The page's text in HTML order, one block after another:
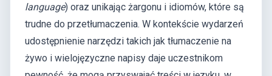
language) oraz unikając żargonu i idiomów, które są
trudne do przetłumaczenia. W kontekście wydarzeń
udostępnienie narzędzi takich jak tłumaczenie na
żywo i wielojęzyczne napisy daje uczestnikom